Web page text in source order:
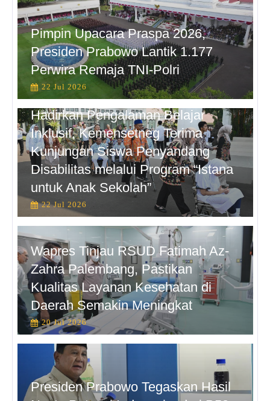
Pimpin Upacara Praspa 2026,
Presiden Prabowo Lantik 1.177
Perwira Remaja TNI-Polri
22 Jul 2026
Hadirkan Pengalaman Belajar
Inklusif, Kemensetneg Terima
Kunjungan Siswa Penyandang
Disabilitas melalui Program “Istana
untuk Anak Sekolah”
22 Jul 2026
Wapres Tinjau RSUD Fatimah Az-
Zahra Palembang, Pastikan
Kualitas Layanan Kesehatan di
Daerah Semakin Meningkat
20 Jul 2026
Presiden Prabowo Tegaskan Hasil